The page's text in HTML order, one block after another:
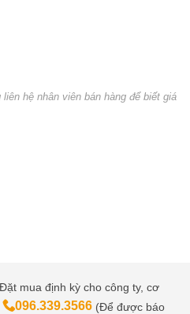
liên hệ nhân viên bán hàng để biết giá
mua định kỳ cho công ty, cơ
096.339.3566 (Để được báo